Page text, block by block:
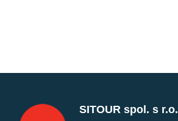
SITOUR spol. s r.o.